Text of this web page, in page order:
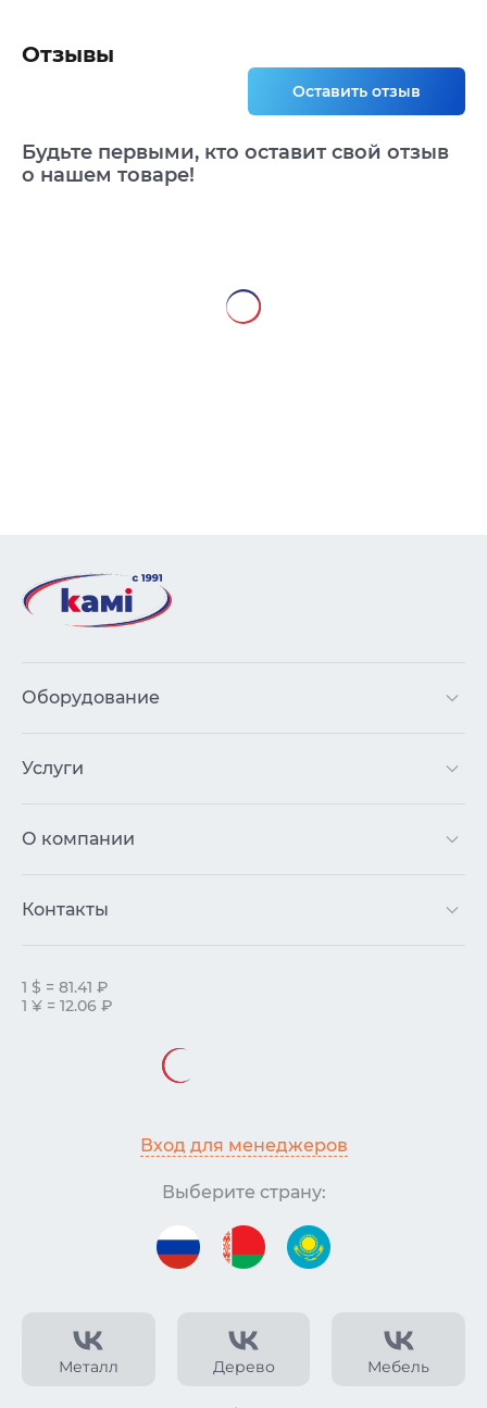
Отзывы
Оставить отзыв
Будьте первыми, кто оставит свой отзыв
о нашем товаре!
Металл Дерево Мебель
Оборудование
Услуги
О компании
Контакты
1 $ = 81.41 ₽
1 ¥ = 12.06 ₽
Вход для менеджеров
Выберите страну: